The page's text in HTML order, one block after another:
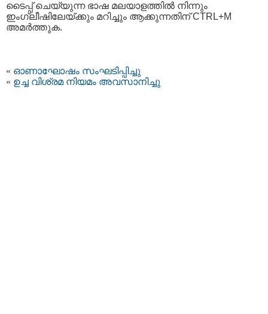
ടൈപ്പ്‌ ചെയ്യുന്ന ഭാഷ മലയാളത്തില്‍ നിന്നും
ഇംഗ്ലീഷിലേയ്ക്കും മറിച്ചും ആക്കുന്നതിന് CTRL+M
അമര്‍ത്തുക.
« ഓണാഘോഷം സംഘടിപ്പിച്ചു
« ഉച്ച വിശ്രമ നിയമം അവസാനിച്ചു